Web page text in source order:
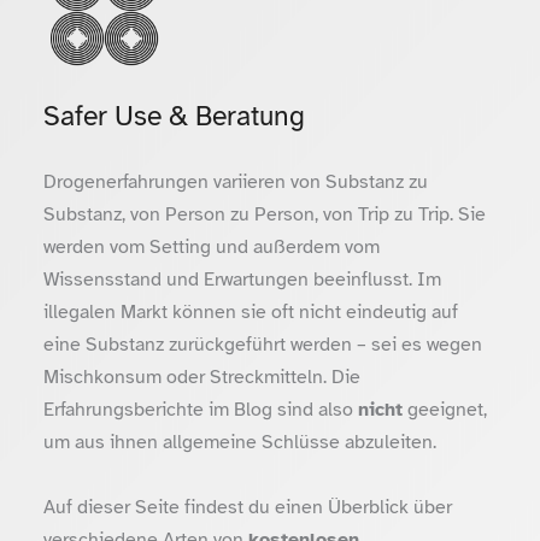
Safer Use & Beratung
Drogenerfahrungen variieren von Substanz zu
Substanz, von Person zu Person, von Trip zu Trip. Sie
werden vom Setting und außerdem vom
Wissensstand und Erwartungen beeinflusst. Im
illegalen Markt können sie oft nicht eindeutig auf
eine Substanz zurückgeführt werden – sei es wegen
Mischkonsum oder Streckmitteln. Die
Erfahrungsberichte im Blog sind also nichtgeeignet,
um aus ihnen allgemeine Schlüsse abzuleiten.
Auf dieser Seite findest du einen Überblick über